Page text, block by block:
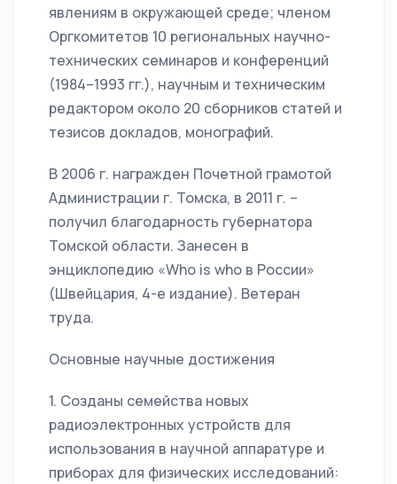
явлениям в окружающей среде; членом
Оргкомитетов 10 региональных научно-
технических семинаров и конференций
(1984–1993 гг.), научным и техническим
редактором около 20 сборников статей и
тезисов докладов, монографий.
В 2006 г. награжден Почетной грамотой
Администрации г. Томска, в 2011 г. –
получил благодарность губернатора
Томской области. Занесен в
энциклопедию «Who is who в России»
(Швейцария, 4-е издание). Ветеран
труда.
Основные научные достижения
1. Созданы семейства новых
радиоэлектронных устройств для
использования в научной аппаратуре и
приборах для физических исследований: